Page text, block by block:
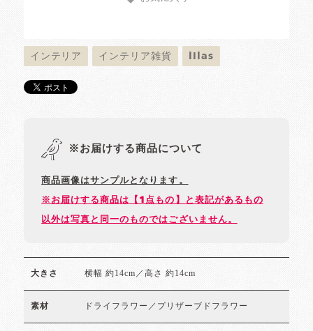
インテリア インテリア雑貨 lilas
※お届けする商品について
商品画像はサンプルとなります。
※お届けする商品は【1点もの】と表記があるもの
以外は写真と同一のものではございません。
大きさ 横幅 約14cm／高さ 約14cm
素材 ドライフラワー／プリザーブドフラワー